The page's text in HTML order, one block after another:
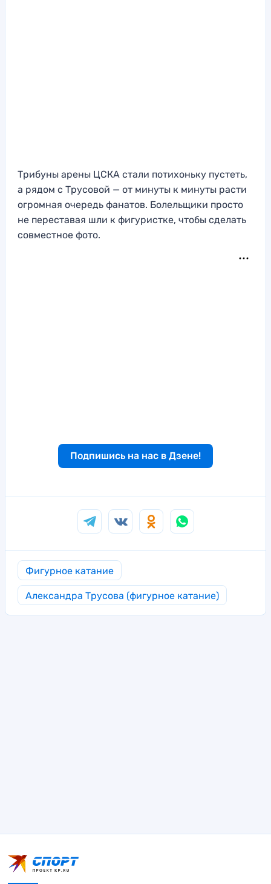
Трибуны арены ЦСКА стали потихоньку пустеть,
а рядом с Трусовой — от минуты к минуты расти
огромная очередь фанатов. Болельщики просто
не переставая шли к фигуристке, чтобы сделать
совместное фото.
Подпишись на нас в Дзене!
Фигурное катание
Александра Трусова (фигурное катание)